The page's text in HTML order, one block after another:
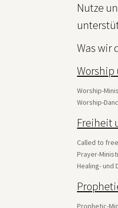
Nutze
Was wir
Worship
Worship-
Worship-
Freiheit
Called to
Prayer-
Healing- und
Prophetic-